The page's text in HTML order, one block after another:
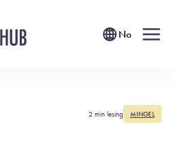
No
2 min lesing MINGEL